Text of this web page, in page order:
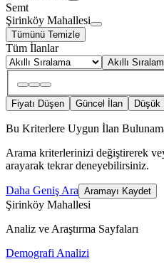
Semt
Şirinköy Mahallesi
Tümünü Temizle
Tüm İlanlar
Akıllı
Fiyatı Düşen Güncel İlan Düşük
Bu Kriterlere Uygun İlan
Arama kriterlerinizi değiştirerek
arayarak tekrar deneyebilirsiniz.
Daha Geniş Ara Aramayı Kaydet
Şirinköy Mahallesi
Analiz ve Araştırma Sayfaları
Demografi Analizi